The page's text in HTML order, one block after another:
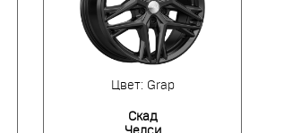
Цвет: Grap
Скад